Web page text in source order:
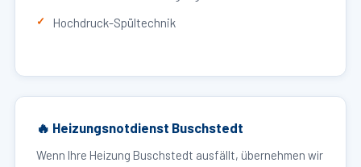
Hochdruck-Spültechnik
🔥 Heizungsnotdienst Buschstedt
Wenn Ihre Heizung Buschstedt ausfällt, übernehmen wir